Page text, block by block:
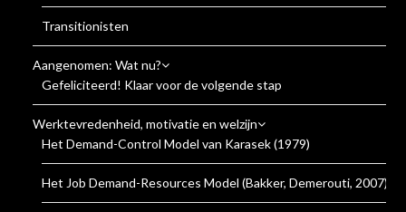
Transitionisten
Aangenomen: Wat nu?
Gefeliciteerd! Klaar voor de volgende stap
Werktevredenheid, motivatie en welzijn
Het Demand-Control Model van Karasek (1979)
Het Job Demand-Resources Model (Bakker, Demerouti, 2007)